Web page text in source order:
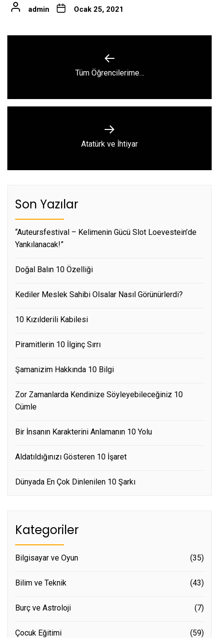
admin Ocak 25, 2021
Previous
Tüm Öğrencilerime…
Next
Atatürk ve İhtiyar
Son Yazılar
“Auteursfestival – Kelimenin Gücü Slot Loevestein’de
Yankılanacak!”
Doğal Balın 10 Özelliği
Kediler Meslek Sahibi Olsalar Nasıl Görünürlerdi?
10 Kızılderili Kabilesi
Piramitlerin 10 İlginç Sırrı
Şamanizim Hakkında 10 Bilgi
Zor Zamanlarda Kendinize Söyleyebileceğiniz 10
Cümle
Bir İnsanın Karakterini Anlamanın 10 Yolu
Aldatıldığınızı Gösteren 10 İşaret
Dünyada En Çok Dinlenilen 10 Şarkı
Kategoriler
Bilgisayar ve Oyun (35)
Bilim ve Teknik (43)
Burç ve Astroloji (7)
Çocuk Eğitimi (59)